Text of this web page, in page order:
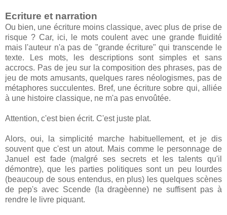
Ecriture et narration
Ou bien, une écriture moins classique, avec plus de prise de
risque ? Car, ici, le mots coulent avec une grande fluidité
mais l'auteur n'a pas de "grande écriture" qui transcende le
texte. Les mots, les descriptions sont simples et sans
accrocs. Pas de jeu sur la composition des phrases, pas de
jeu de mots amusants, quelques rares néologismes, pas de
métaphores succulentes. Bref, une écriture sobre qui, alliée
à une histoire classique, ne m'a pas envoûtée.
Attention, c'est bien écrit. C'est juste plat.
Alors, oui, la simplicité marche habituellement, et je dis
souvent que c'est un atout. Mais comme le personnage de
Januel est fade (malgré ses secrets et les talents qu'il
démontre), que les parties politiques sont un peu lourdes
(beaucoup de sous entendus, en plus) les quelques scènes
de pep's avec Scende (la dragèenne) ne suffisent pas à
rendre le livre piquant.